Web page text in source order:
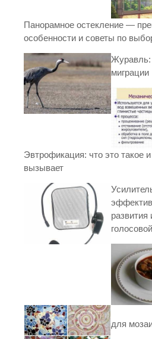
Панорамное остекление —
особенности и советы по
Журавль:
миграции
Эвтрофикация: что это такое
вызывает
для